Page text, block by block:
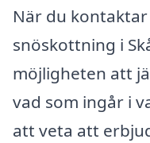
När du
snöskottning i
möjligheten att
vad som ingår i
att veta att